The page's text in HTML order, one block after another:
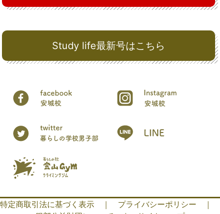
Study life最新号はこちら
特定商取引法に基づく表示 ｜ プライバシーポリシー
｜